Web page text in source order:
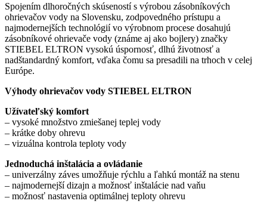
Spojením dlhoročných skúseností s výrobou zásobníkových
ohrievačov vody na Slovensku, zodpovedného prístupu a
najmodernejších technológií vo výrobnom procese dosahujú
zásobníkové ohrievače vody (známe aj ako bojlery) značky
STIEBEL ELTRON vysokú úspornosť, dlhú životnosť a
nadštandardný komfort, vďaka čomu sa presadili na trhoch v celej
Európe.
Výhody ohrievačov vody STIEBEL ELTRON
Užívateľský komfort
– vysoké množstvo zmiešanej teplej vody
– krátke doby ohrevu
– vizuálna kontrola teploty vody
Jednoduchá inštalácia a ovládanie
– univerzálny záves umožňuje rýchlu a ľahkú montáž na stenu
– najmodernejší dizajn a možnosť inštalácie nad vaňu
– možnosť nastavenia optimálnej teploty ohrevu